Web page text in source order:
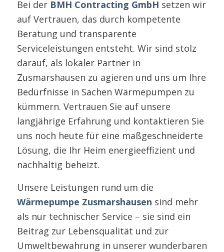
Bei der BMH Contracting GmbH setzen wir
auf Vertrauen, das durch kompetente
Beratung und transparente
Serviceleistungen entsteht. Wir sind stolz
darauf, als lokaler Partner in
Zusmarshausen zu agieren und uns um Ihre
Bedürfnisse in Sachen Wärmepumpen zu
kümmern. Vertrauen Sie auf unsere
langjährige Erfahrung und kontaktieren Sie
uns noch heute für eine maßgeschneiderte
Lösung, die Ihr Heim energieeffizient und
nachhaltig beheizt.
Unsere Leistungen rund um die
Wärmepumpe Zusmarshausen sind mehr
als nur technischer Service – sie sind ein
Beitrag zur Lebensqualität und zur
Umweltbewahrung in unserer wunderbaren